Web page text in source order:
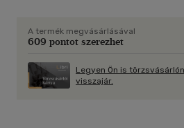
elsősorban az építészeknek adhat
lefedésének megválasztásához.
A termék megvásárlásával
609 pontot szerezhet
Legyen Ön is
visszajár.